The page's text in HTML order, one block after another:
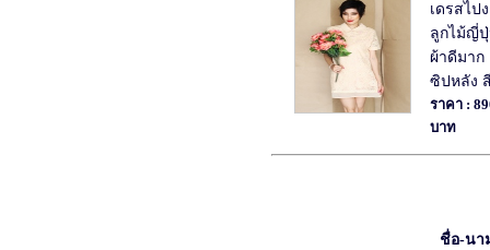
เดรสไป
ลูกไม้ญี่
ผ้าดีมา
ซิปหลัง
ราคา :
บาท
ชื่อ-นา